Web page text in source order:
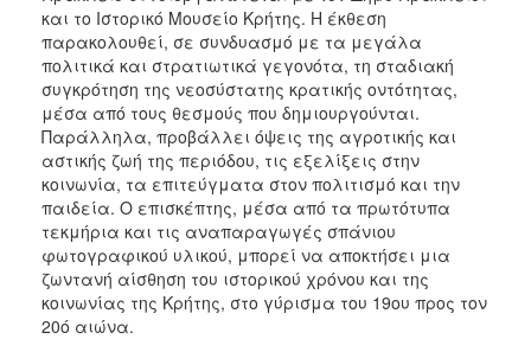
και το Ιστορικό Μουσείο Κρήτης. Η έκθεση
παρακολουθεί, σε συνδυασμό με τα μεγάλα
πολιτικά και στρατιωτικά γεγονότα, τη σταδιακή
συγκρότηση της νεοσύστατης κρατικής οντότητας,
μέσα από τους θεσμούς που δημιουργούνται.
Παράλληλα, προβάλλει όψεις της αγροτικής και
αστικής ζωή της περιόδου, τις εξελίξεις στην
κοινωνία, τα επιτεύγματα στον πολιτισμό και την
παιδεία. Ο επισκέπτης, μέσα από τα πρωτότυπα
τεκμήρια και τις αναπαραγωγές σπάνιου
φωτογραφικού υλικού, μπορεί να αποκτήσει μια
ζωντανή αίσθηση του ιστορικού χρόνου και της
κοινωνίας της Κρήτης, στο γύρισμα του 19ου προς τον
20ό αιώνα.